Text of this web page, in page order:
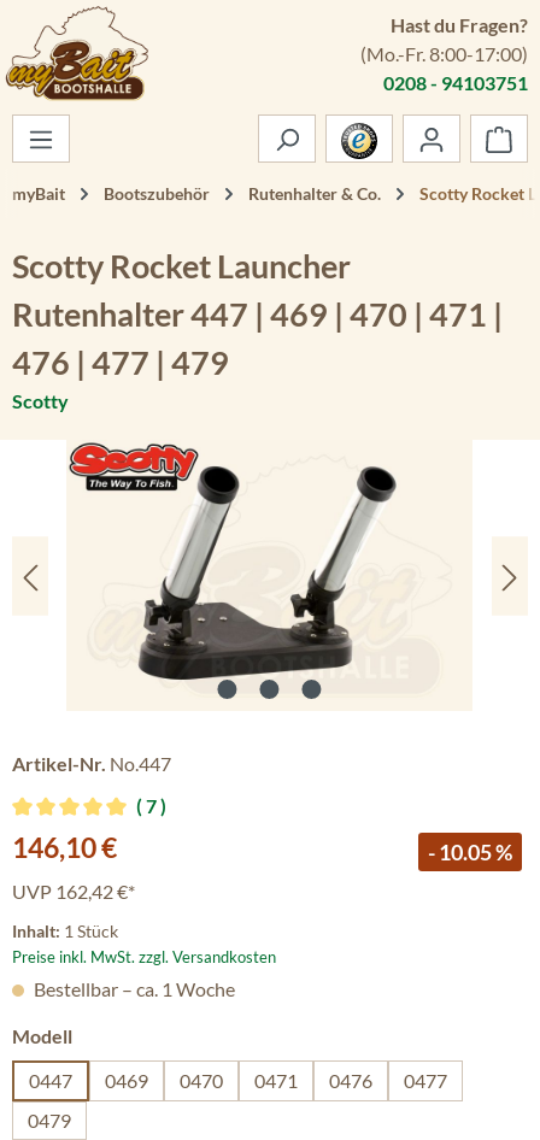
Zum Hauptinhalt springen
Hast du Fragen?
(Mo.-Fr. 8:00-17:00)
0208 - 94103751
myBait Bootszubehör Rutenhalter & Co. Scotty Rocket
Scotty Rocket Launcher
Rutenhalter 447 | 469 | 470 | 471 |
476 | 477 | 479
Scotty
Bildergalerie überspringen
Artikel-Nr. No.447
Durchschnittliche Bewertung von 5 von 5 Sternen
7
Verkaufspreis:
146,10 € - 10.05 %
UVP 162,42 €*
Inhalt: 1 Stück
Preise inkl. MwSt. zzgl. Versandkosten
Bestellbar – ca. 1 Woche
Modellauswählen
0447
0469 0470 0471 0476
0477
0479